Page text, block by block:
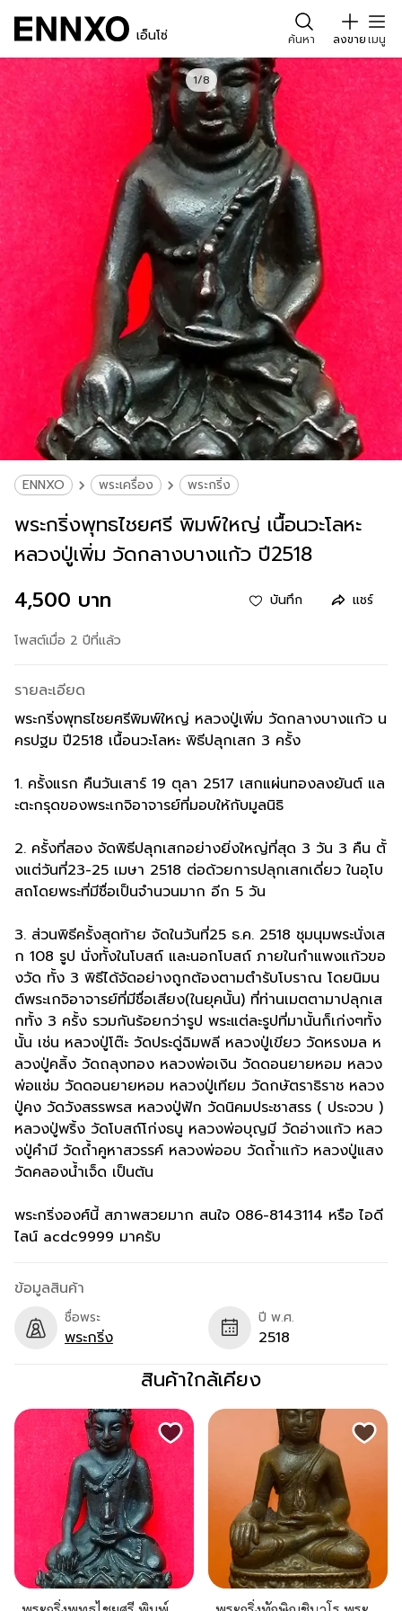
เอ็นโซ่ ค้นหา ลงขายเมนู
1/8
ENNXO พระเครื่อง พระกริ่ง
พระกริ่งพุทธไชยศรี พิมพ์ใหญ่ เนื้อนวะโลหะ
หลวงปู่เพิ่ม วัดกลางบางแก้ว ปี2518
4,500 บาท
บันทึก แชร์
โพสต์เมื่อ 2 ปีที่แล้ว
รายละเอียด
พระกริ่งพุทธไชยศรีพิมพ์ใหญ่ หลวงปู่เพิ่ม วัดกลางบางแก้ว น
ครปฐม ปี2518 เนื้อนวะโลหะ พิธีปลุกเสก 3 ครั้ง
1. ครั้งแรก คืนวันเสาร์ 19 ตุลา 2517 เสกแผ่นทองลงยันต์ แล
ะตะกรุดของพระเกจิอาจารย์ที่มอบให้กับมูลนิธิ
2. ครั้งที่สอง จัดพิธีปลุกเสกอย่างยิ่งใหญ่ที่สุด 3 วัน 3 คืน ตั้
งแต่วันที่23-25 เมษา 2518 ต่อด้วยการปลุกเสกเดี่ยว ในอุโบ
สถโดยพระที่มีชื่อเป็นจำนวนมาก อีก 5 วัน
3. ส่วนพิธีครั้งสุดท้าย จัดในวันที่25 ธ.ค. 2518 ชุมนุมพระนั่งเส
ก 108 รูป นั่งทั้งในโบสถ์ และนอกโบสถ์ ภายในกำแพงแก้วขอ
งวัด ทั้ง 3 พิธีได้จัดอย่างถูกต้องตามตำรับโบราณ โดยนิมน
ต์พระเกจิอาจารย์ที่มีชื่อเสียง(ในยุคนั้น) ที่ท่านเมตตามาปลุกเส
กทั้ง 3 ครั้ง รวมกันร้อยกว่ารูป พระแต่ละรูปที่มานั้นก็เก่งๆทั้ง
นั้น เช่น หลวงปู่โต๊ะ วัดประดู่ฉิมพลี หลวงปู่เขียว วัดหรงมล ห
ลวงปู่คลิ้ง วัดถลุงทอง หลวงพ่อเงิน วัดดอนยายหอม หลวง
พ่อแช่ม วัดดอนยายหอม หลวงปู่เทียม วัดกษัตราธิราช หลวง
ปู่คง วัดวังสรรพรส หลวงปู่ฟัก วัดนิคมประชาสรร ( ประจวบ )
หลวงปู่พริ้ง วัดโบสถ์โก่งธนู หลวงพ่อบุญมี วัดอ่างแก้ว หลว
งปู่คำมี วัดถ้ำคูหาสวรรค์ หลวงพ่ออบ วัดถ้ำแก้ว หลวงปู่แสง
วัดคลองน้ำเจ็ด เป็นต้น
พระกริ่งองศ์นี้ สภาพสวยมาก สนใจ 086-8143114 หรือ ไอดี
ไลน์ acdc9999 มาครับ
ข้อมูลสินค้า
ชื่อพระ
พระกริ่ง
ปี พ.ศ.
2518
สินค้าใกล้เคียง